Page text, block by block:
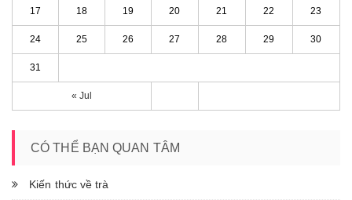
« Jul
17 18 19 20 21 22 23
24 25 26 27 28 29 30
31
CÓ THỂ BẠN QUAN TÂM
Kiến thức về trà